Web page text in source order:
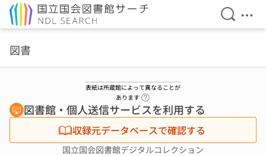
検索を
メ
図書
表紙は所蔵館によって異なることが
あります
図書館・個人送信サービスを利用する
収録元データベースで確認する
国立国会図書館デジタルコレクション